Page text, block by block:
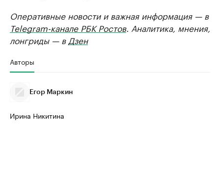
Оперативные новости и важная информация — в
Telegram-канале РБК Ростов. Аналитика, мнения,
лонгриды — в Дзен
Авторы
Егор Маркин
Ирина Никитина